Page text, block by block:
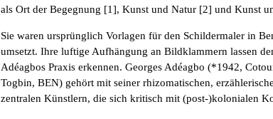
als Ort der Begegnung [1], Kunst und Natur [2] und Kunst
Sie waren ursprünglich Vorlagen für den Schildermaler in
umsetzt. Ihre luftige Aufhängung an Bildklammern lassen
Adéagbos Praxis erkennen. Georges Adéagbo (*1942,
Togbin, BEN) gehört mit seiner rhizomatischen,
zentralen Künstlern, die sich kritisch mit (post-)kolonialen